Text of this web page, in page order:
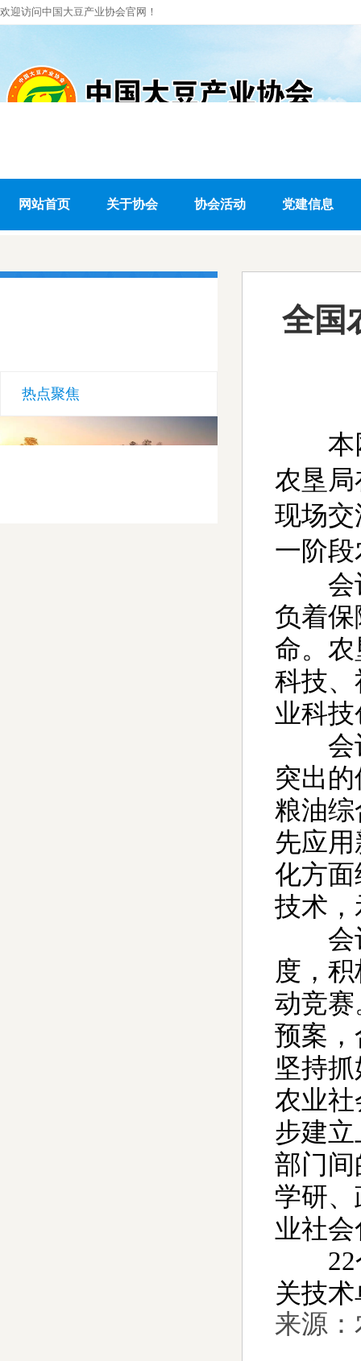
欢迎访问中国大豆产业协会官网！
网站首页 关于协会 协会活动 党建信息
热点聚焦
全国
本
农垦局
现场
一阶
会议
负着
命。
科技
业科
会议
突出
粮油
先应
化方
技术
会议
度，
动竞
预案
坚持
农业
步建
部门
学研
业社
22个
关技
来源